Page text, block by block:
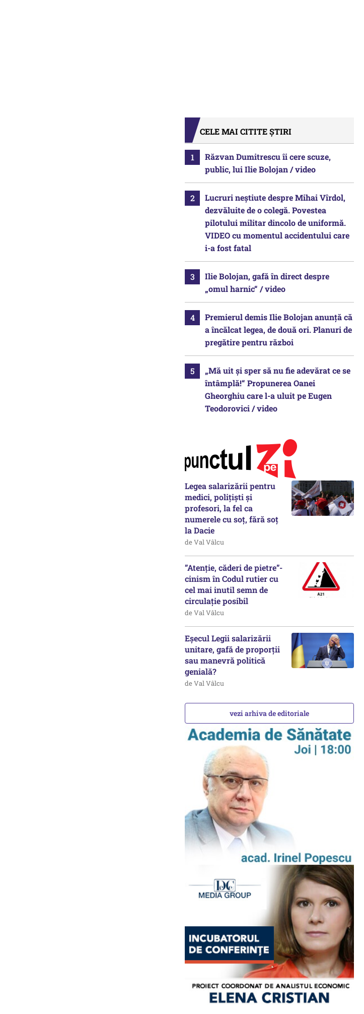
CELE MAI CITITE ȘTIRI
Răzvan Dumitrescu îi cere scuze,
public, lui Ilie Bolojan / video
Lucruri neștiute despre Mihai Vîrdol,
dezvăluite de o colegă. Povestea
pilotului militar dincolo de uniformă.
VIDEO cu momentul accidentului care
i-a fost fatal
Ilie Bolojan, gafă în direct despre
„omul harnic“ / video
Premierul demis Ilie Bolojan anunță că
a încălcat legea, de două ori. Planuri de
pregătire pentru război
„Mă uit și sper să nu fie adevărat ce se
întâmplă!“ Propunerea Oanei
Gheorghiu care l-a uluit pe Eugen
Teodorovici / video
Legea salarizării pentru
medici, polițiști și
profesori, la fel ca
numerele cu soț, fără soț
la Dacie
de Val Vâlcu
”Atenție, căderi de pietre”-
cinism în Codul rutier cu
cel mai inutil semn de
circulație posibil
de Val Vâlcu
Eșecul Legii salarizării
unitare, gafă de proporții
sau manevră politică
genială?
de Val Vâlcu
vezi arhiva de editoriale